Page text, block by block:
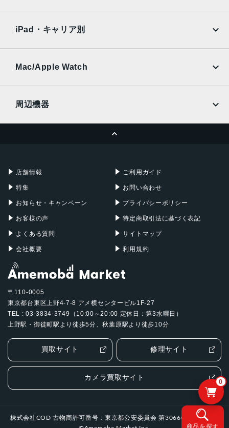
商品を探す
0
Xiaomi Tablet
Ymobile
UQmobile
Ymobile
UQmobile
iPad・キャリア別
Mac/Apple Watch
周辺機器
店舗情報
特集
お知らせ・キャンペーン
お客様の声
よくある質問
会社概要
ご利用ガイド
お問い合わせ
プライバシーポリシー
特定商取引法に基づく表記
サイトマップ
利用規約
〒110-0005
東京都台東区上野4-7-8 アメ横センタービル1F-27
TEL : 03-3834-3749（10:00～20:00 定休日：第3水曜日）
上野駅・御徒町駅より徒歩5分、秋葉原駅より徒歩10分
買取サイト 修理サイト
カメラ買取サイト
株式会社COD 古物商許可番号：東京都公安委員会 第306601505994号